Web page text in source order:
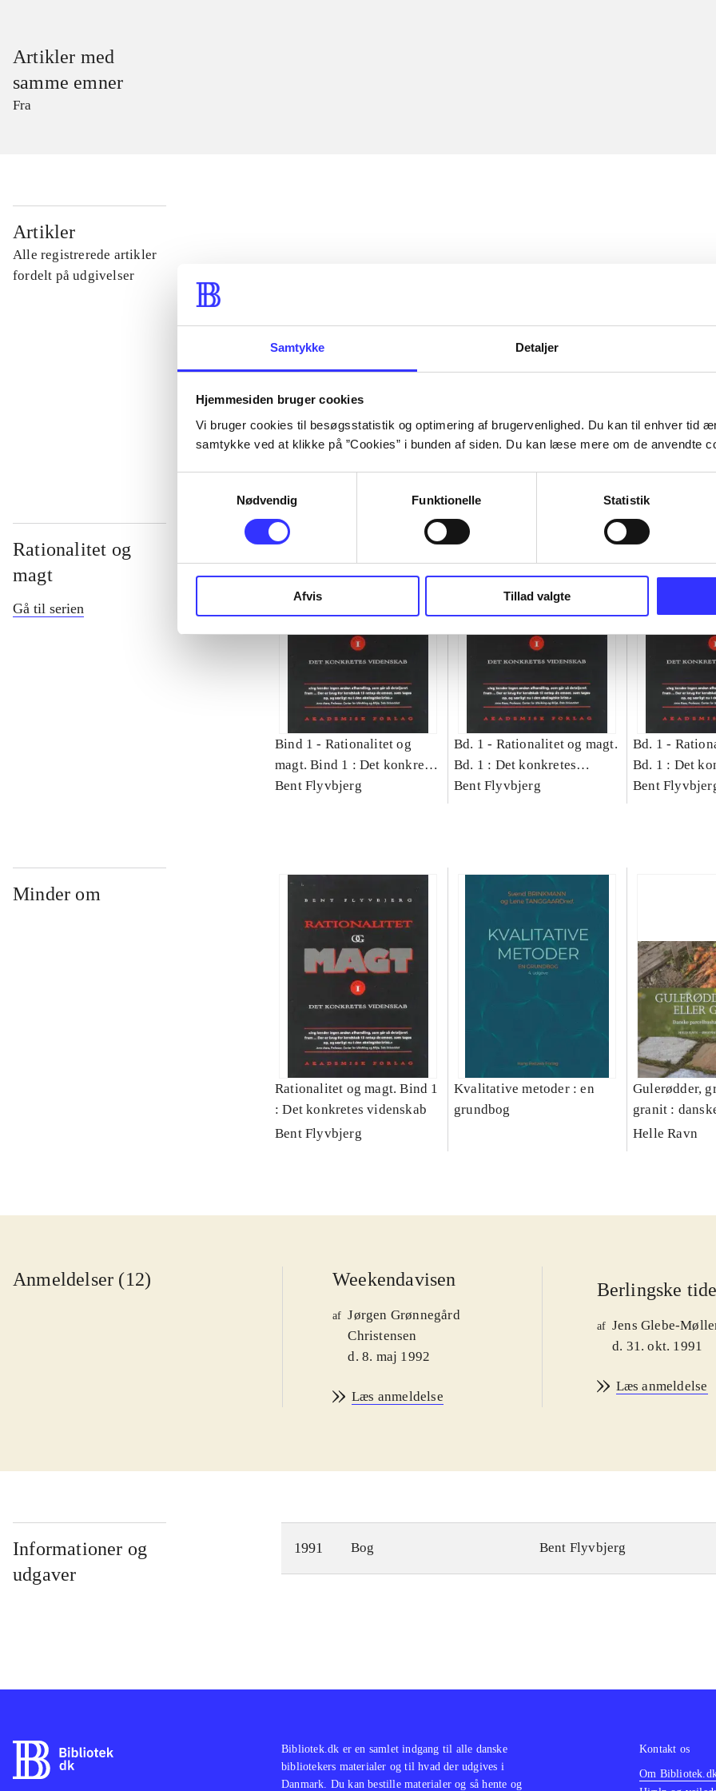
Samtykke Detaljer
Hjemmesiden bruger cookies
Vi bruger cookies til besøgsstatistik og optimering af brugervenlighed. Du kan til enhver tid
samtykke ved at klikke på ”Cookies” i bunden af siden. Du kan læse mere om de anvendte
Nødvendig
Funktionelle Statistik
Afvis Tillad valgte
Artikler med
samme emner
Fra
Artikler
Alle registrerede artikler
fordelt på udgivelser
...
...
...
Rationalitet og
magt
Gå til serien
Bind 1 - Rationalitet og
magt. Bind 1 : Det konkretes
videnskab
Bent Flyvbjerg
Bd. 1 - Rationalitet og magt.
Bd. 1 : Det konkretes
videnskab
Bent Flyvbjerg
Bd. 1 -
Bd. 1 : Det
videnskab
Bent
Minder om
Rationalitet og magt. Bind 1
: Det konkretes videnskab
Bent Flyvbjerg
Kvalitative metoder : en
grundbog
Gulerødder,
granit :
Helle Ravn
Anmeldelser (12) Weekendavisen
af Jørgen Grønnegård
Christensen
d. 8. maj 1992
Læs anmeldelse
Berlingske
af Jens Glebe-
d. 31. okt. 1991
Læs anmeldelse
Informationer og
udgaver
1991 Bog Bent Flyvbjerg
Bibliotek.dk er en samlet indgang til alle danske
bibliotekers materialer og til hvad der udgives i
Danmark. Du kan bestille materialer og så hente og
Kontakt os
Om